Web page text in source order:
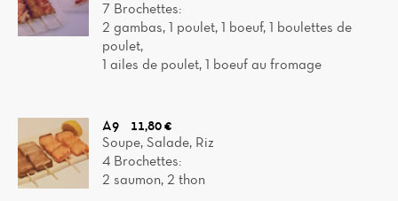
7 Brochettes:
2 gambas, 1 poulet, 1 boeuf, 1 boulettes de
poulet,
1 ailes de poulet, 1 boeuf au fromage
A9
11,80 €
Soupe, Salade, Riz
4 Brochettes:
2 saumon, 2 thon